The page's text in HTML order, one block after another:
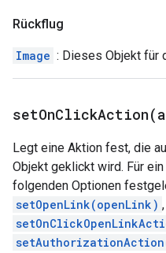
Rückflug
Image : Dieses Objekt für
setOnClickAction(
Legt eine Aktion fest, die
Objekt geklickt wird. Für
folgenden Optionen
setOpenLink(openLink) ,